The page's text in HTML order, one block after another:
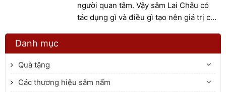
người quan tâm. Vậy sâm Lai Châu có
tác dụng gì và điều gì tạo nên giá trị của
Danh mục
Quà tặng
Các thương hiệu sâm nấm